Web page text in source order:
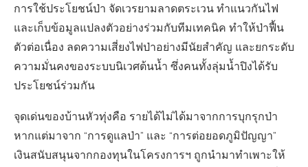
การใช้ประโยชน์ป่า จัดเวรยามลาดตระเวน ทำแนวกันไฟ
และเก็บข้อมูลแปลงตัวอย่างร่วมกับทีมเทคนิค ทำให้ป่าฟื้น
ตัวต่อเนื่อง ลดความเสี่ยงไฟป่าอย่างมีนัยสำคัญ และยกระดับ
ความมั่นคงของระบบนิเวศต้นน้ำ ซึ่งคนทั้งลุ่มน้ำปิงได้รับ
ประโยชน์ร่วมกัน
จุดเด่นของบ้านหัวทุ่งคือ รายได้ไม่ได้มาจากการบุกรุกป่า
หากแต่มาจาก “การดูแลป่า” และ “การต่อยอดภูมิปัญญา”
เงินสนับสนุนจากกองทุนในโครงการฯ ถูกนำมาทำเพาะให้